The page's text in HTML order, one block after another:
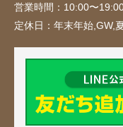
営業時間： 10:00〜
定休日： 年末年始,GW,